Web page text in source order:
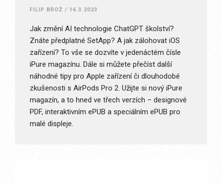
FILIP BROŽ / 16.3.2023
Jak změní AI technologie ChatGPT školství?
Znáte předplatné SetApp? A jak zálohovat iOS
zařízení? To vše se dozvíte v jedenáctém čísle
iPure magazínu. Dále si můžete přečíst další
náhodné tipy pro Apple zařízení či dlouhodobé
zkušenosti s AirPods Pro 2. Užijte si nový iPure
magazín, a to hned ve třech verzích – designové
PDF, interaktivním ePUB a speciálním ePUB pro
malé displeje.